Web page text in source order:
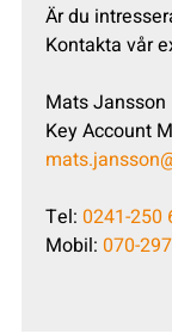
Är du
Kontakta vår
Mats Jansson
Key Account
Tel: 0241-250
Mobil: 070-